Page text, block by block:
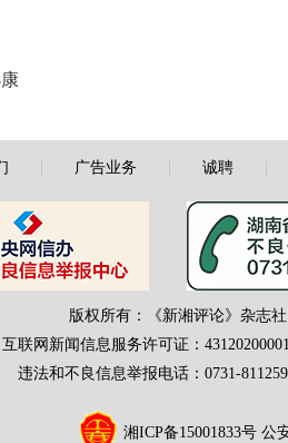
广告业务 诚聘
版权所有：《新湘评论》杂志
互联网新闻信息服务许可证：43120200001
违法和不良信息举报电话：0731-
湘ICP备15001833号公